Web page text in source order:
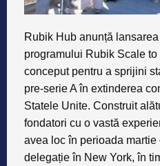
Rubik Hub anunță
programului Rubik Scale to
conceput pentru a sprijini
pre-serie A în extinderea
Statele Unite. Construit
fondatori cu o vastă
avea loc în perioada
delegație în New York, în